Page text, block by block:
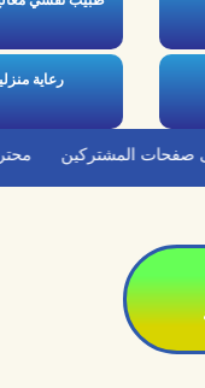
رعاية
المشتركين محترف